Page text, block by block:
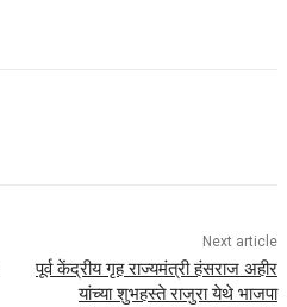
Next article
पूर्व केंद्रीय गृह राज्यमंत्री हंसराज अहीर
यांच्या शुभहस्ते राजुरा येथे भाजपा